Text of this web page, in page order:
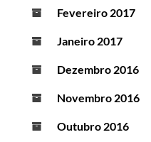
Fevereiro 2017
Janeiro 2017
Dezembro 2016
Novembro 2016
Outubro 2016